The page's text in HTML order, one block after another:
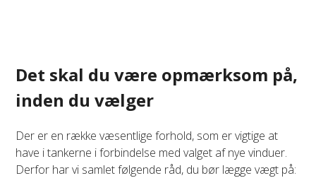
Det skal du være opmærksom på,
inden du vælger
Der er en række væsentlige forhold, som er vigtige at
have i tankerne i forbindelse med valget af nye vinduer.
Derfor har vi samlet følgende råd, du bør lægge vægt på: